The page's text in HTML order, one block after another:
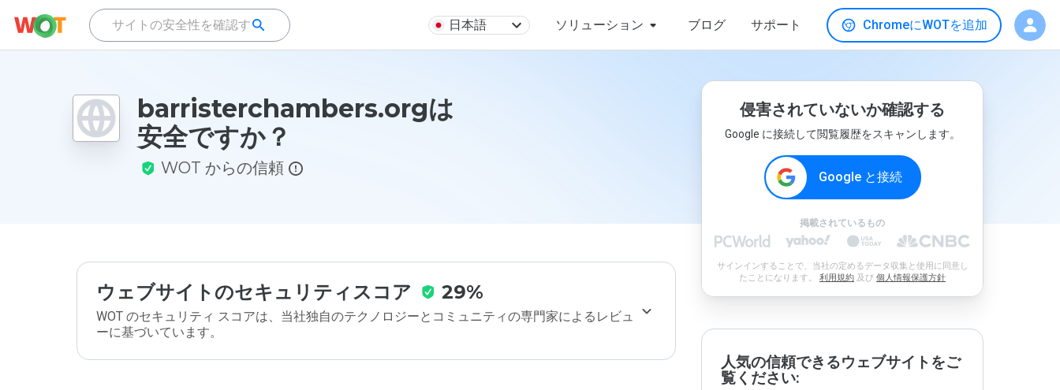
日本語 ソリューション ブログ サポート ChromeにWOTを追加
barristerchambers.orgは
安全ですか？
WOT からの信頼
ウェブサイトのセキュリティスコア 29%
WOT のセキュリティ スコアは、当社独自のテクノロジーとコミュニティの専門家によるレビュ
ーに基づいています。
侵害されていないか確認する
Google に接続して閲覧履歴をスキャンします。
Google と接続
掲載されているもの
サインインすることで、当社の定めるデータ収集と使用に同意し
たことになります。 利用規約 及び 個人情報保護方針
人気の信頼できるウェブサイトをご
覧ください: